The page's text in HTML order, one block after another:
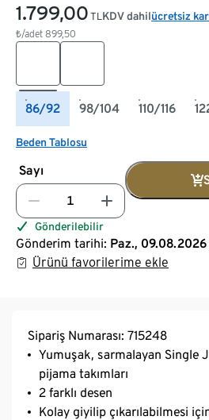
1.799,00 TL
₺/adet 899,50
KDV dahilücretsiz
86/92 98/104 110/116
Beden Tablosu
Sayı
Gönderilebilir
Gönderim tarihi: Paz.,
Ürünü favorilerime ekle
Sipariş Numarası: 715248
Yumuşak, sarmalayan Single
pijama takımları
2 farklı desen
Kolay giyilip çıkarılabilmesi